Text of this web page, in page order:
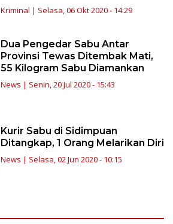
Kriminal | Selasa, 06 Okt 2020 - 14:29
Dua Pengedar Sabu Antar
Provinsi Tewas Ditembak Mati,
55 Kilogram Sabu Diamankan
News | Senin, 20 Jul 2020 - 15:43
Kurir Sabu di Sidimpuan
Ditangkap, 1 Orang Melarikan Diri
News | Selasa, 02 Jun 2020 - 10:15